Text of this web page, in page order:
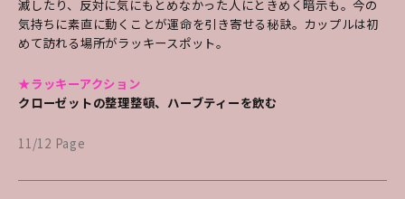
滅したり、反対に気にもとめなかった人にときめく暗示も。今の
気持ちに素直に動くことが運命を引き寄せる秘訣。カップルは初
めて訪れる場所がラッキースポット。
★ラッキーアクション
クローゼットの整理整頓、ハーブティーを飲む
11/12 Page